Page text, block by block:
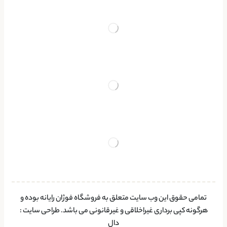
تمامی حقوق این وب سایت متعلق به فروشگاه فوژان رایانه بوده و
هرگونه کپی برداری غیراخلاقی و غیرقانونی می باشد.طراحی سایت:
دال